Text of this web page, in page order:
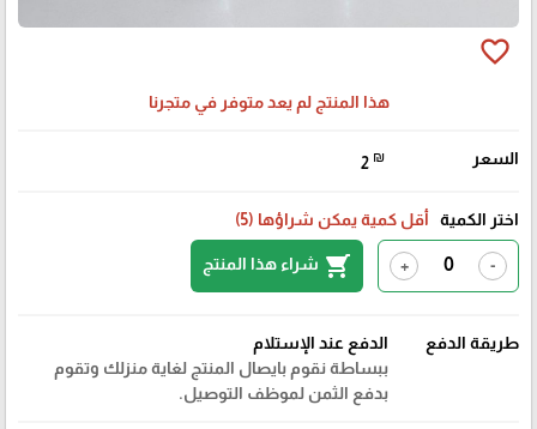
favorite_border
هذا المنتج لم يعد متوفر في متجرنا
السعر 2 ₪
اختر الكمية أقل كمية يمكن شراؤها (5)
-
+
shopping_cart شراء هذا المنتج
طريقة الدفع
الدفع عند الإستلام
ببساطة نقوم بايصال المنتج لغاية منزلك وتقوم
بدفع الثمن لموظف التوصيل.